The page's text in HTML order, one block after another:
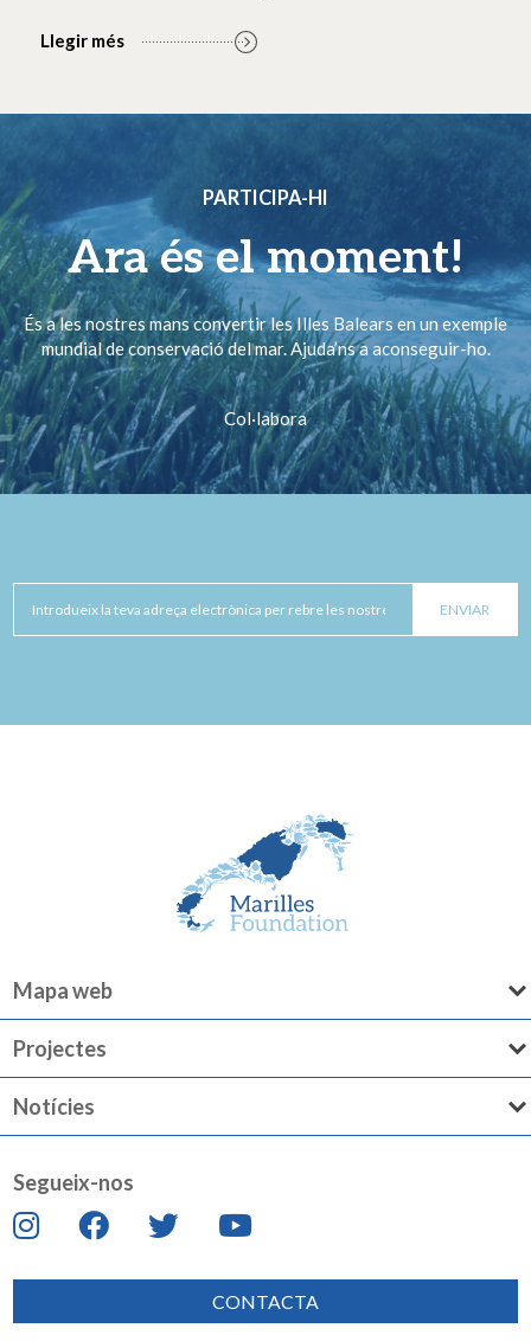
Llegir més
PARTICIPA-HI
Ara és el moment!
És a les nostres mans convertir les Illes Balears en un exemple
mundial de conservació del mar. Ajuda’ns a aconseguir-ho.
Col·labora
Mapa web
Projectes
Notícies
Segueix-nos
CONTACTA